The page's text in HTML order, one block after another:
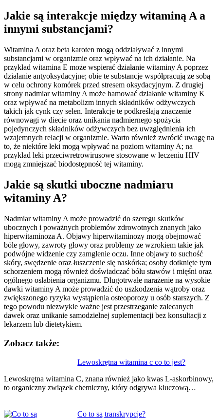
Jakie są interakcje między witaminą A a
innymi substancjami?
Witamina A oraz beta karoten mogą oddziaływać z innymi
substancjami w organizmie oraz wpływać na ich działanie. Na
przykład witamina E może wspierać działanie witaminy A poprzez
działanie antyoksydacyjne; obie te substancje współpracują ze sobą
w celu ochrony komórek przed stresem oksydacyjnym. Z drugiej
strony nadmiar witaminy A może hamować działanie witaminy K
oraz wpływać na metabolizm innych składników odżywczych
takich jak cynk czy selen. Interakcje te podkreślają znaczenie
równowagi w diecie oraz unikania nadmiernego spożycia
pojedynczych składników odżywczych bez uwzględnienia ich
wzajemnych relacji w organizmie. Warto również zwrócić uwagę na
to, że niektóre leki mogą wpływać na poziom witaminy A; na
przykład leki przeciwretrowirusowe stosowane w leczeniu HIV
mogą zmniejszać biodostępność tej witaminy.
Jakie są skutki uboczne nadmiaru
witaminy A?
Nadmiar witaminy A może prowadzić do szeregu skutków
ubocznych i poważnych problemów zdrowotnych znanych jako
hiperwitaminoza A. Objawy hiperwitaminozy mogą obejmować
bóle głowy, zawroty głowy oraz problemy ze wzrokiem takie jak
podwójne widzenie czy zamglenie oczu. Inne objawy to suchość
skóry, swędzenie oraz łuszczenie się naskórka; osoby dotknięte tym
schorzeniem mogą również doświadczać bólu stawów i mięśni oraz
ogólnego osłabienia organizmu. Długotrwałe narażenie na wysokie
dawki witaminy A może prowadzić do uszkodzenia wątroby oraz
zwiększonego ryzyka wystąpienia osteoporozy u osób starszych. Z
tego powodu niezwykle ważne jest przestrzeganie zalecanych
dawek oraz unikanie samodzielnej suplementacji bez konsultacji z
lekarzem lub dietetykiem.
Zobacz także:
Lewoskrętna witamina c co to jest?
Lewoskrętna witamina C, znana również jako kwas L-askorbinowy,
to organiczny związek chemiczny, który odgrywa kluczową…
Co to są transkrypcje?
wpisu